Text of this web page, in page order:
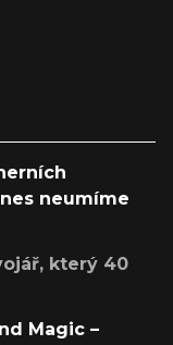
neumíme
který 40
Magic –